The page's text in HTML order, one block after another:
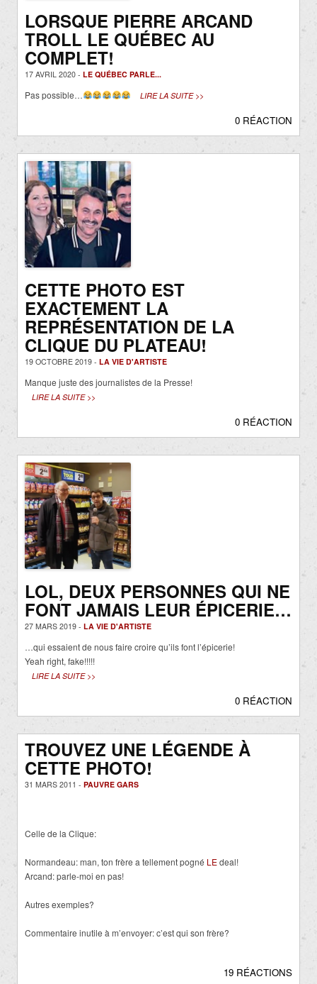
LORSQUE PIERRE ARCAND
TROLL LE QUÉBEC AU
COMPLET!
17 AVRIL 2020 - LE QUÉBEC PARLE...
Pas possible… LIRE LA SUITE >>
0 RÉACTION
CETTE PHOTO EST
EXACTEMENT LA
REPRÉSENTATION DE LA
CLIQUE DU PLATEAU!
19 OCTOBRE 2019 - LA VIE D'ARTISTE
Manque juste des journalistes de la Presse!
LIRE LA SUITE >>
0 RÉACTION
LOL, DEUX PERSONNES QUI NE
FONT JAMAIS LEUR ÉPICERIE…
27 MARS 2019 - LA VIE D'ARTISTE
…qui essaient de nous faire croire qu’ils font l’épicerie!
Yeah right, fake!!!!!
LIRE LA SUITE >>
0 RÉACTION
TROUVEZ UNE LÉGENDE À
CETTE PHOTO!
31 MARS 2011 - PAUVRE GARS
Celle de la Clique:
Normandeau: man, ton frère a tellement pogné LEdeal!
Arcand: parle-moi en pas!
Autres exemples?
Commentaire inutile à m’envoyer: c’est qui son frère?
19 RÉACTIONS